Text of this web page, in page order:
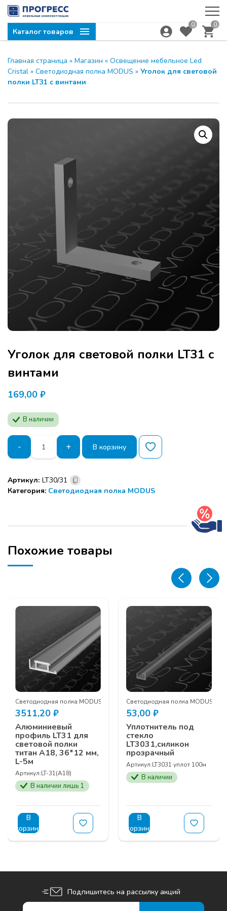
Каталог товаров
0 0
Главная страница » Магазин » Освещение мебельное Led
Cristal » Светодиодная полка MODUS » Уголок для световой
полки LT31 с винтами
Уголок для световой полки LT31 с
винтами
169,00 ₽
В наличии
-
Количество
товара
Уголок
световой
полки
винтами
+ В корзину
Артикул: LT30/31
Категория: Светодиодная полка MODUS
Похожие товары
Светодиодная полка MODUS
3511,20 ₽
Алюминиевый
профиль LT31 для
световой полки
титан A18, 36*12 мм,
L-5м
Артикул:LT-31(A18)
В наличии лишь 1
В
корзину
Светодиодная полка MODUS
53,00 ₽
Уплотнитель под
стекло
LT3031,силикон
прозрачный
Артикул:LT3031 уплот 100м
В наличии
В
корзину
Подпишитесь на рассылку акций